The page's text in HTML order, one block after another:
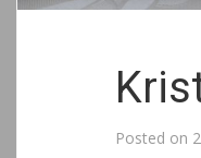
Posted on